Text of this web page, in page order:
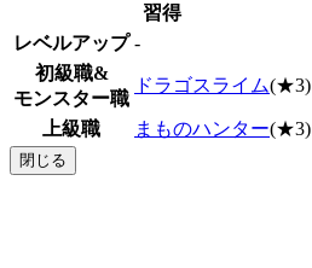
習得
レベルアップ -
初級職&
モンスター職
ドラゴスライム(★3)
上級職 まものハンター(★3)
閉じる